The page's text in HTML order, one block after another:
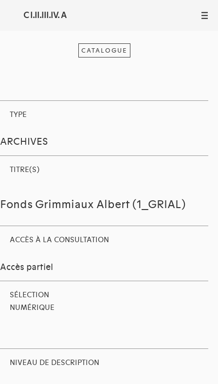
C I.II.III.IV. A III
CATALOGUE
TYPE
ARCHIVES
TITRE(S)
Fonds Grimmiaux Albert (1_GRIAL)
ACCÈS À LA CONSULTATION
Accès partiel
SÉLECTION
NUMÉRIQUE
NIVEAU DE DESCRIPTION